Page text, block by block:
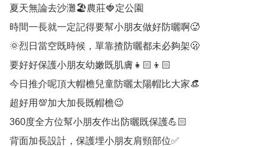
夏天無論去沙灘🏖️農莊🍓定公園
時間一長就一定記得要幫小朋友做好防曬啊🥵
🌞烈日當空既時候，單靠揸防曬都未必夠架🫢
要好好保護小朋友幼嫩既肌膚👧🏻👦🏻
今日推介呢頂大帽檐兒童防曬太陽帽比大家👒
超好用💯加大加長既帽檐😉
360度全方位幫小朋友作出防曬既保護💪🏻
背面加長設計，保護埋小朋友肩頸部位✅